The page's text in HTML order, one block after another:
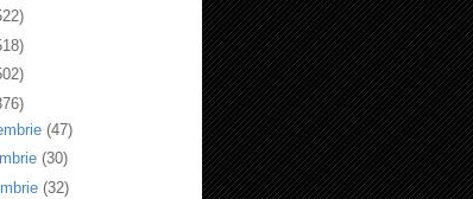
(47)
(30)
(32)